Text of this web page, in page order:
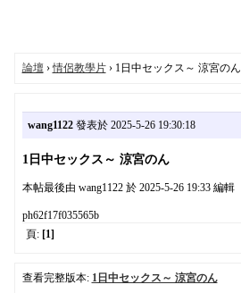
論壇›情侶教學片› 1日中セックス～ 涼宮のん
wang1122發表於 2025-5-26 19:30:18
1日中セックス～ 涼宮のん
本帖最後由 wang1122 於 2025-5-26 19:33 編輯
ph62f17f035565b
頁: [1]
查看完整版本: 1日中セックス～ 涼宮のん